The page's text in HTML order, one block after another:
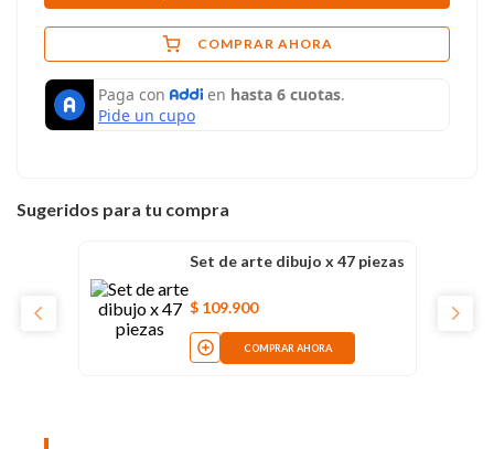
COMPRAR AHORA
Sugeridos para tu compra
Set de arte dibujo x 47 piezas
$ 109.900
COMPRAR AHORA